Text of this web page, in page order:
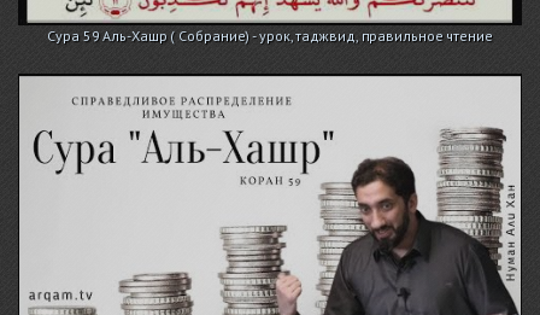
Сура 59 Аль-Хашр ( Собрание) - урок, таджвид, правильное чтение